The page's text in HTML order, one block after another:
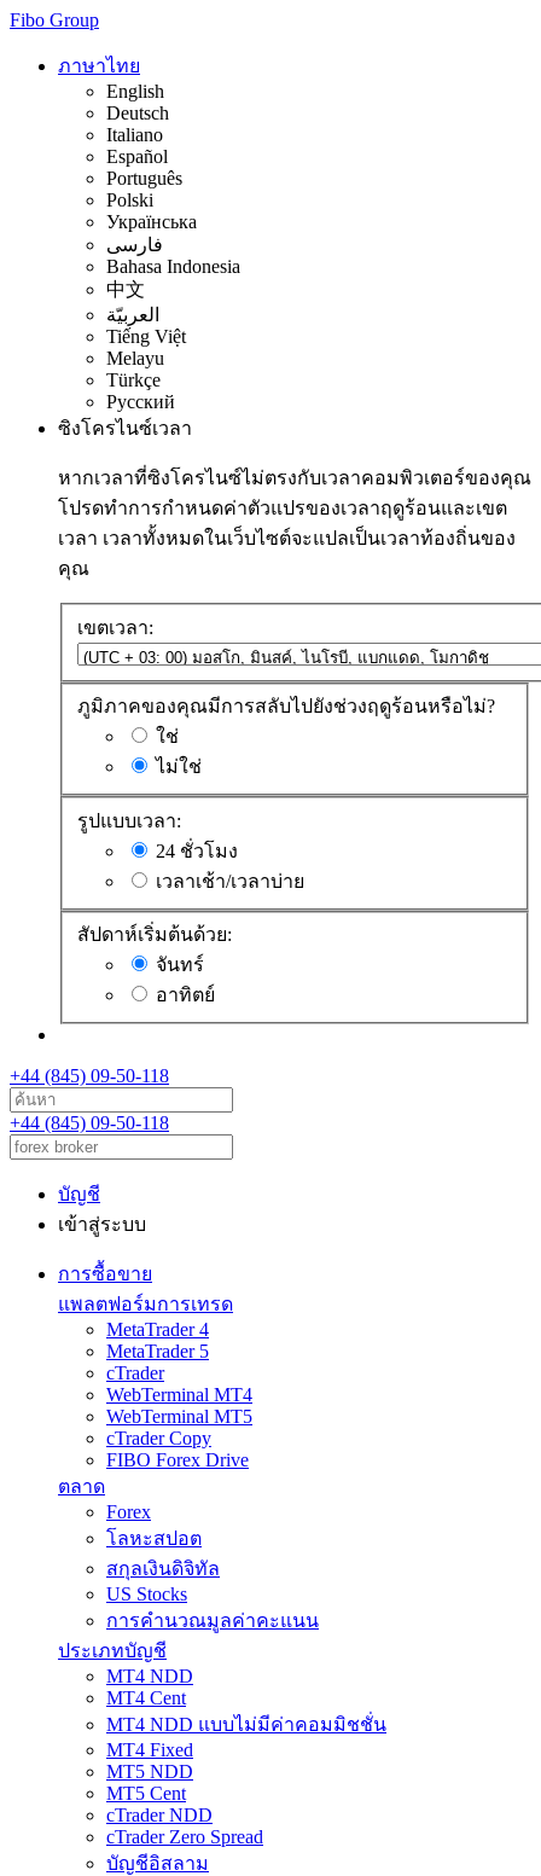
Fibo Group
ภาษาไทย
English
Deutsch
Italiano
Español
Português
Polski
Українська
فارسی
Bahasa Indonesia
中文
العربيّة
Tiếng Việt
Melayu
Türkçe
Русский
ซิงโครไนซ์เวลา
หากเวลาที่ซิงโครไนซ์ไม่ตรงกับเวลาคอมพิวเตอร์ของคุณ
โปรดทำการกำหนดค่าตัวแปรของเวลาฤดูร้อนและเขต
เวลา เวลาทั้งหมดในเว็บไซต์จะแปลเป็นเวลาท้องถิ่นของ
คุณ
เขตเวลา:
ภูมิภาคของคุณมีการสลับไปยังช่วงฤดูร้อนหรือไม่?
ใช่
ไม่ใช่
รูปแบบเวลา:
24 ชั่วโมง
เวลาเช้า/เวลาบ่าย
สัปดาห์เริ่มต้นด้วย:
จันทร์
อาทิตย์
+44 (845) 09-50-118
+44 (845) 09-50-118
บัญชี
เข้าสู่ระบบ
การซื้อขาย
แพลตฟอร์มการเทรด
MetaTrader 4
MetaTrader 5
cTrader
WebTerminal MT4
WebTerminal MT5
cTrader Copy
FIBO Forex Drive
ตลาด
Forex
โลหะสปอต
สกุลเงินดิจิทัล
US Stocks
การคำนวณมูลค่าคะแนน
ประเภทบัญชี
MT4 NDD
MT4 Cent
MT4 NDD แบบไม่มีค่าคอมมิชชั่น
MT4 Fixed
MT5 NDD
MT5 Cent
cTrader NDD
cTrader Zero Spread
บัญชีอิสลาม